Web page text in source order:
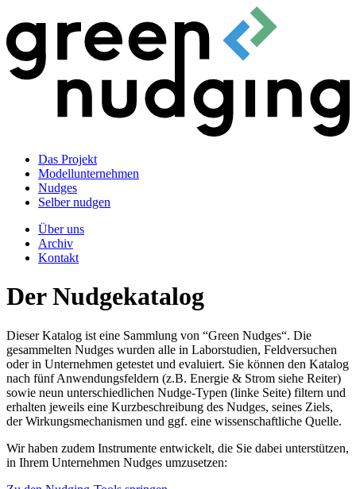
Das Projekt
Modellunternehmen
Nudges
Selber nudgen
Über uns
Archiv
Kontakt
Der Nudgekatalog
Dieser Katalog ist eine Sammlung von “Green Nudges“. Die
gesammelten Nudges wurden alle in Laborstudien, Feldversuchen
oder in Unternehmen getestet und evaluiert. Sie können den Katalog
nach fünf Anwendungsfeldern (z.B. Energie & Strom siehe Reiter)
sowie neun unterschiedlichen Nudge-Typen (linke Seite) filtern und
erhalten jeweils eine Kurzbeschreibung des Nudges, seines Ziels,
der Wirkungsmechanismen und ggf. eine wissenschaftliche Quelle.
Wir haben zudem Instrumente entwickelt, die Sie dabei unterstützen,
in Ihrem Unternehmen Nudges umzusetzen: